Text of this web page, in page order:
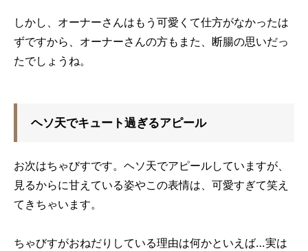
しかし、オーナーさんはもう可愛くて仕方がなかったは
ずですから、オーナーさんの方もまた、断腸の思いだっ
たでしょうね。
ヘソ天でキュート過ぎるアピール
お次はちゃびすです。ヘソ天でアピールしていますが、
見るからに甘えている姿やこの表情は、可愛すぎて笑え
てきちゃいます。
ちゃびすがおねだりしている理由は何かといえば…実は